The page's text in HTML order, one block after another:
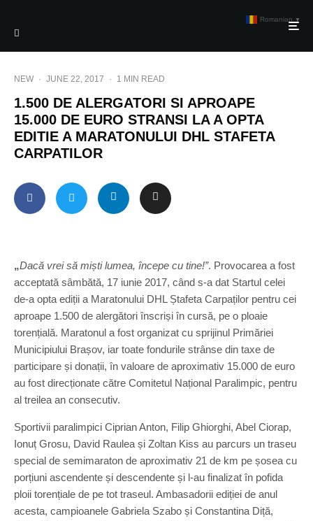
NEW · JUNE 22, 2017 · 1 MIN READ
1.500 DE ALERGATORI SI APROAPE
15.000 DE EURO STRANSI LA A OPTA
EDITIE A MARATONULUI DHL STAFETA
CARPATILOR
„Dacă vrei să miști lumea, începe cu tine!”. Provocarea a fost
acceptată sâmbătă, 17 iunie 2017, când s-a dat Startul celei
de-a opta ediții a Maratonului DHL Ștafeta Carpaților pentru cei
aproape 1.500 de alergători înscriși în cursă, pe o ploaie
torențială. Maratonul a fost organizat cu sprijinul Primăriei
Municipiului Brașov, iar toate fondurile strânse din taxe de
participare și donații, în valoare de aproximativ 15.000 de euro
au fost direcționate către Comitetul Național Paralimpic, pentru
al treilea an consecutiv.
Sportivii paralimpici Ciprian Anton, Filip Ghiorghi, Abel Ciorap,
Ionuț Grosu, David Raulea și Zoltan Kiss au parcurs un traseu
special de semimaraton de aproximativ 21 de km pe șosea cu
porțiuni ascendente și descendente și l-au finalizat în pofida
ploii torențiale de pe tot traseul. Ambasadorii ediției de anul
acesta, campioanele Gabriela Szabo și Constantina Diță,
Romanian ▼